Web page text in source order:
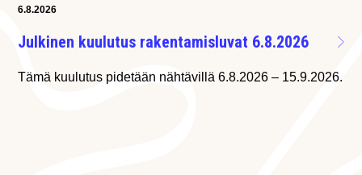
6.8.2026
Julkinen kuulutus rakentamisluvat 6.8.2026
Tämä kuulutus pidetään nähtävillä 6.8.2026 – 15.9.2026.